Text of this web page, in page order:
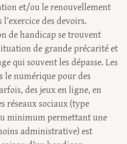
et/ou le renouvellement
des devoirs.
de handicap se trouvent
de grande précarité et
qui souvent les dépasse. Les
le numérique pour des
des jeux en ligne, en
réseaux sociaux (type
minimum permettant une
administrative) est